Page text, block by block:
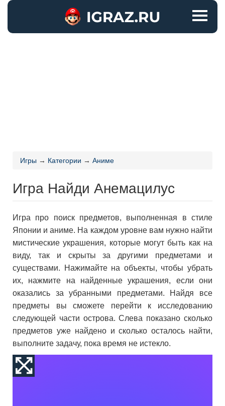
Игры → Категории → Аниме
Игра Найди Анемацилус
Игра про поиск предметов, выполненная в стиле
Японии и аниме. На каждом уровне вам нужно найти
мистические украшения, которые могут быть как на
виду, так и скрыты за другими предметами и
существами. Нажимайте на объекты, чтобы убрать
их, нажмите на найденные украшения, если они
оказались за убранными предметами. Найдя все
предметы вы сможете перейти к исследованию
следующей части острова. Слева показано сколько
предметов уже найдено и сколько осталось найти,
выполните задачу, пока время не истекло.